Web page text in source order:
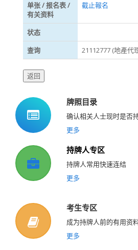
单张 / 报名表 /
有关资料
截止報名
状态
查询
21112777 (地產代
牌照目录
确认相关人士现时是否
更多
持牌人专区
持牌人常用快速连结
更多
考生专区
成为持牌人前的有用资
更多